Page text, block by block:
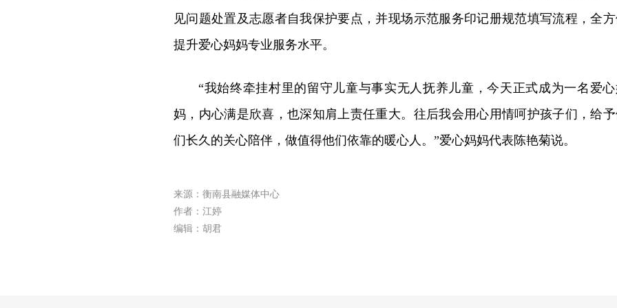
见问题处置及志愿者自我保护要点，并现场示范服务印记册规范填写流程，全
提升爱心妈妈专业服务水平。
“我始终牵挂村里的留守儿童与事实无人抚养儿童，今天正式成为一名爱
妈，内心满是欣喜，也深知肩上责任重大。往后我会用心用情呵护孩子们，给
们长久的关心陪伴，做值得他们依靠的暖心人。”爱心妈妈代表陈艳菊说。
来源：衡南县融媒体中心
作者：江婷
编辑：胡君